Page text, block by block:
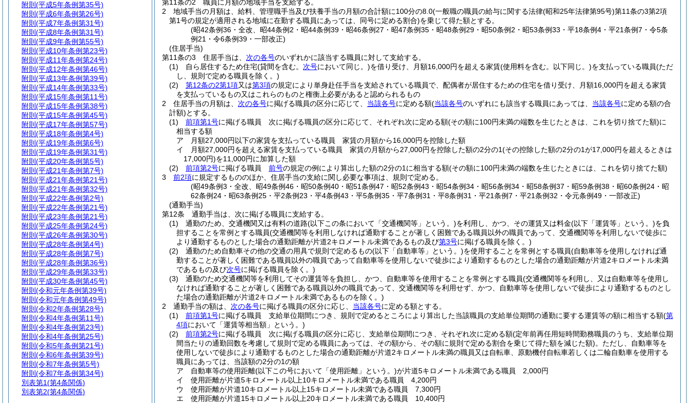
第11条の2
職員に月額の地域手当を支給する。
2
地域手当の月額は、給料、管理職手当及び扶養手当の月額の合計額に100分の8.0(一般職の職員の給与に関する法律(昭和25年法律第95号)第11条の3第2項
第1号の規定が適用される地域に在勤する職員にあっては、同号に定める割合)を乗じて得た額とする。
(昭42条例36・全改、昭44条例2・昭44条例39・昭46条例27・昭47条例35・昭48条例29・昭50条例2・昭53条例33・平18条例4・平21条例7・令5条
例21・令6条例39・一部改正)
(住居手当)
第11条の3
住居手当は、 次の各号のいずれかに該当する職員に対して支給する。
(1)
自ら居住するため住宅(貸間を含む。 次号において同じ。)を借り受け、月額16,000円を超える家賃(使用料を含む。以下同じ。)を支払っている職員(ただ
し、規則で定める職員を除く。)
(2)
第12条の2第1項又は第3項の規定により単身赴任手当を支給されている職員で、配偶者が居住するための住宅を借り受け、月額16,000円を超える家賃
を支払っているもの又はこれらのものと権衡上必要があると認められるもの
2
住居手当の月額は、 次の各号に掲げる職員の区分に応じて、 当該各号に定める額(当該各号のいずれにも該当する職員にあっては、 当該各号に定める額の合
計額)とする。
(1)
前項第1号に掲げる職員 次に掲げる職員の区分に応じて、それぞれ次に定める額(その額に100円未満の端数を生じたときは、これを切り捨てた額)に
相当する額
ア
月額27,000円以下の家賃を支払っている職員 家賃の月額から16,000円を控除した額
イ
月額27,000円を超える家賃を支払っている職員 家賃の月額から27,000円を控除した額の2分の1(その控除した額の2分の1が17,000円を超えるときは
17,000円)を11,000円に加算した額
(2)
前項第2号に掲げる職員 前号の規定の例により算出した額の2分の1に相当する額(その額に100円未満の端数を生じたときには、これを切り捨てた額)
3
前2項に規定するもののほか、住居手当の支給に関し必要な事項は、規則で定める。
(昭49条例3・全改、昭49条例46・昭50条例40・昭51条例47・昭52条例43・昭54条例34・昭56条例34・昭58条例37・昭59条例38・昭60条例24・昭
62条例24・昭63条例25・平2条例23・平4条例43・平5条例35・平7条例31・平8条例31・平21条例7・平21条例32・令元条例49・一部改正)
(通勤手当)
第12条
通勤手当は、次に掲げる職員に支給する。
(1)
通勤のため、交通機関又は有料の道路(以下この条において「交通機関等」という。)を利用し、かつ、その運賃又は料金(以下「運賃等」という。)を負
担することを常例とする職員(交通機関等を利用しなければ通勤することが著しく困難である職員以外の職員であって、交通機関等を利用しないで徒歩に
より通勤するものとした場合の通勤距離が片道2キロメートル未満であるもの及び第3号に掲げる職員を除く。)
(2)
通勤のため自動車その他の交通の用具で規則で定めるもの(以下「自動車等」という。)を使用することを常例とする職員(自動車等を使用しなければ通
勤することが著しく困難である職員以外の職員であって自動車等を使用しないで徒歩により通勤するものとした場合の通勤距離が片道2キロメートル未満
であるもの及び次号に掲げる職員を除く。)
(3)
通勤のため交通機関等を利用してその運賃等を負担し、かつ、自動車等を使用することを常例とする職員(交通機関等を利用し、又は自動車等を使用し
なければ通勤することが著しく困難である職員以外の職員であって、交通機関等を利用せず、かつ、自動車等を使用しないで徒歩により通勤するものとし
た場合の通勤距離が片道2キロメートル未満であるものを除く。)
2
通勤手当の額は、 次の各号に掲げる職員の区分に応じ、 当該各号に定める額とする。
(1)
前項第1号に掲げる職員 支給単位期間につき、規則で定めるところにより算出した当該職員の支給単位期間の通勤に要する運賃等の額に相当する額(第
4項において「運賃等相当額」という。)
(2)
前項第2号に掲げる職員 次に掲げる職員の区分に応じ、支給単位期間につき、それぞれ次に定める額(定年前再任用短時間勤務職員のうち、支給単位期
間当たりの通勤回数を考慮して規則で定める職員にあっては、その額から、その額に規則で定める割合を乗じて得た額を減じた額)。 ただし、自動車等を
使用しないで徒歩により通勤するものとした場合の通勤距離が片道2キロメートル未満の職員又は自転車、原動機付自転車若しくは二輪自動車を使用する
職員にあっては、当該額の2分の1の額
ア
自動車等の使用距離(以下この号において「使用距離」という。)が片道5キロメートル未満である職員 2,000円
イ
使用距離が片道5キロメートル以上10キロメートル未満である職員 4,200円
ウ
使用距離が片道10キロメートル以上15キロメートル未満である職員 7,300円
エ
使用距離が片道15キロメートル以上20キロメートル未満である職員 10,400円
附則 (平成5年条例第35号)
附則 (平成6年条例第26号)
附則 (平成7年条例第31号)
附則 (平成8年条例第31号)
附則 (平成9年条例第55号)
附則 (平成10年条例第23号)
附則 (平成11年条例第24号)
附則 (平成12年条例第46号)
附則 (平成13年条例第39号)
附則 (平成14年条例第33号)
附則 (平成15年条例第11号)
附則 (平成15年条例第38号)
附則 (平成15年条例第45号)
附則 (平成17年条例第57号)
附則 (平成18年条例第4号)
附則 (平成19年条例第6号)
附則 (平成19年条例第31号)
附則 (平成20年条例第5号)
附則 (平成21年条例第7号)
附則 (平成21年条例第21号)
附則 (平成21年条例第32号)
附則 (平成22年条例第2号)
附則 (平成22年条例第21号)
附則 (平成23年条例第21号)
附則 (平成25年条例第24号)
附則 (平成26年条例第30号)
附則 (平成28年条例第4号)
附則 (平成28年条例第7号)
附則 (平成28年条例第36号)
附則 (平成29年条例第33号)
附則 (平成30年条例第45号)
附則 (令和元年条例第39号)
附則 (令和元年条例第49号)
附則 (令和2年条例第28号)
附則 (令和4年条例第11号)
附則 (令和4年条例第23号)
附則 (令和4年条例第25号)
附則 (令和5年条例第21号)
附則 (令和6年条例第39号)
附則 (令和7年条例第5号)
附則 (令和7年条例第34号)
別表第1(第4条関係)
別表第2(第4条関係)